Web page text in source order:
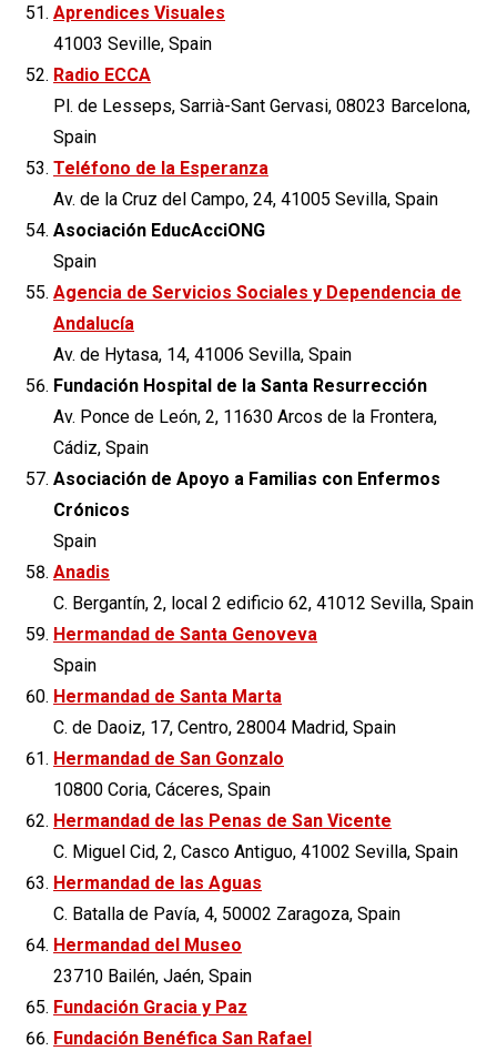
Aprendices Visuales
41003 Seville, Spain
Radio ECCA
Pl. de Lesseps, Sarrià-Sant Gervasi, 08023 Barcelona,
Spain
Teléfono de la Esperanza
Av. de la Cruz del Campo, 24, 41005 Sevilla, Spain
Asociación EducAcciONG
Spain
Agencia de Servicios Sociales y Dependencia de
Andalucía
Av. de Hytasa, 14, 41006 Sevilla, Spain
Fundación Hospital de la Santa Resurrección
Av. Ponce de León, 2, 11630 Arcos de la Frontera,
Cádiz, Spain
Asociación de Apoyo a Familias con Enfermos
Crónicos
Spain
Anadis
C. Bergantín, 2, local 2 edificio 62, 41012 Sevilla, Spain
Hermandad de Santa Genoveva
Spain
Hermandad de Santa Marta
C. de Daoiz, 17, Centro, 28004 Madrid, Spain
Hermandad de San Gonzalo
10800 Coria, Cáceres, Spain
Hermandad de las Penas de San Vicente
C. Miguel Cid, 2, Casco Antiguo, 41002 Sevilla, Spain
Hermandad de las Aguas
C. Batalla de Pavía, 4, 50002 Zaragoza, Spain
Hermandad del Museo
23710 Bailén, Jaén, Spain
Fundación Gracia y Paz
Fundación Benéfica San Rafael